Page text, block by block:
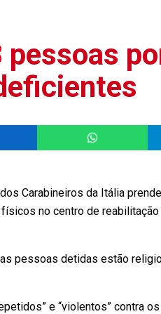
pessoas
Carabineiros da Itália
no centro de reabilitação
pessoas detidas estão
e “violentos” contra